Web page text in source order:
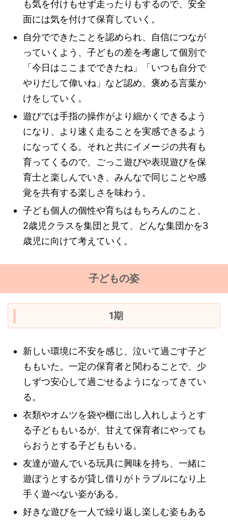
も気を付けもせず走ったりもするので、安全
面には気を付けて保育していく。
自分でできたことを認められ、自信につなが
っていくよう、子どもの差を考慮して個別で
「今日はここまでできたね」「いつも自分で
やりだして偉いね」など認め、褒める言葉か
けをしていく。
遊びでは手指の操作がより細かくできるよう
になり、より速く走ることを実感できるよう
になってくる。それと共にイメージの共有も
育ってくるので、ごっこ遊びや表現遊びを保
育士と楽しんでいき、みんなで同じことや感
覚を共有する楽しさを味わう。
子ども個人の個性や育ちはもちろんのこと、
2歳児クラスを集団と見て、どんな集団かを3
歳児に向けて考えていく。
子どもの姿
1期
新しい環境に不安を感じ、泣いて過ごす子ど
ももいた。一定の保育者と関わることで、少
しずつ安心して過ごせるようになってきてい
る。
衣類やオムツを袋や棚に出し入れしようとす
る子どももいるが、甘えて保育者にやっても
らおうとする子どももいる。
友達が遊んでいる玩具に興味を持ち、一緒に
遊ぼうとするが貸し借りがトラブルになり上
手く遊べない姿がある。
好きな遊びを一人で繰り返し楽しむ姿もある